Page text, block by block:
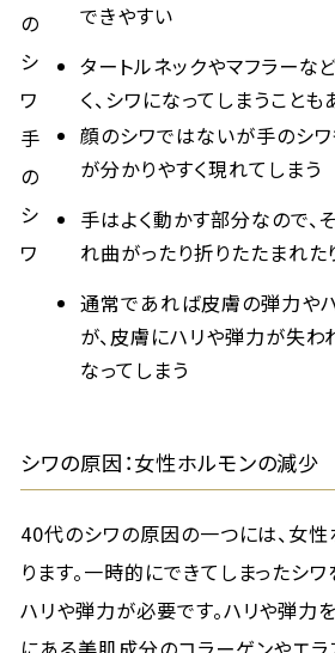
の
シ
ワ
できやすい
タートルネックやマフラーな
く、シワになってしまうことも
手
の
シ
ワ
顔のシワではないが手のシワ
が分かりやすく現れてしまう
手はよく動かす部分なので、
れ曲がったり折りたたまれた
通常であれば皮膚の弾力や
が、皮膚にハリや弾力が失わ
なってしまう
シワの原因：女性ホルモンの減少
40代のシワの原因の一つには、女
ります。一時的にできてしまったシ
ハリや弾力が必要です。ハリや弾力